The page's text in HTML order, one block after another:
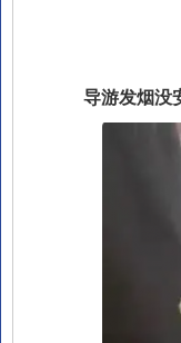
导游发烟没